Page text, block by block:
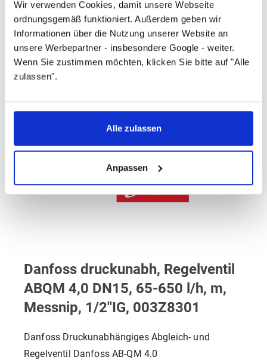
Wir verwenden Cookies, damit unsere Webseite
ordnungsgemäß funktioniert. Außerdem geben wir
Informationen über die Nutzung unserer Website an
unsere Werbepartner - insbesondere Google - weiter.
Wenn Sie zustimmen möchten, klicken Sie bitte auf "Alle
zulassen".
Alle zulassen
Anpassen
Artikelnummer
Danfoss druckunabh, Regelventil
ABQM 4,0 DN15, 65-650 l/h, m,
Messnip, 1/2''IG, 003Z8301
Danfoss Druckunabhängiges Abgleich- und
Regelventil Danfoss AB-QM 4.0